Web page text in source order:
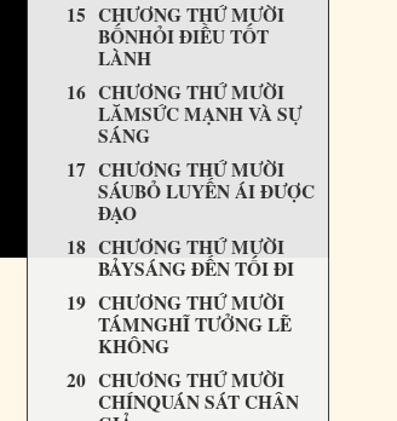
CHƯƠNG THỨ MƯỜI
BỐNHỎI ĐIỀU TỐT
LÀNH
CHƯƠNG THỨ MƯỜI
LĂMSỨC MẠNH VÀ SỰ
SÁNG
CHƯƠNG THỨ MƯỜI
SÁUBỎ LUYẾN ÁI ĐƯỢC
ĐẠO
CHƯƠNG THỨ MƯỜI
BẢYSÁNG ĐẾN TỐI ĐI
CHƯƠNG THỨ MƯỜI
TÁMNGHĨ TƯỞNG LẼ
KHÔNG
CHƯƠNG THỨ MƯỜI
CHÍNQUÁN SÁT CHÂN